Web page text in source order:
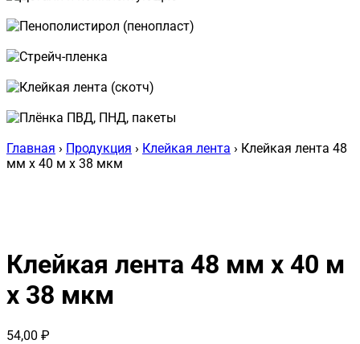
Главная › Продукция › Клейкая лента › Клейкая лента 48
мм x 40 м x 38 мкм
Клейкая лента 48 мм x 40 м
x 38 мкм
54,00 ₽